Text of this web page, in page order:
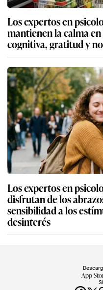
Los expertos en
mantienen la calma
cognitiva, gratitud y
Los expertos en
disfrutan de los
sensibilidad a los
desinterés
App